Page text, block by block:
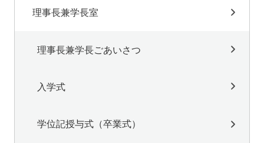
理事長兼学長室
理事長兼学長ごあいさつ
入学式
学位記授与式（卒業式）